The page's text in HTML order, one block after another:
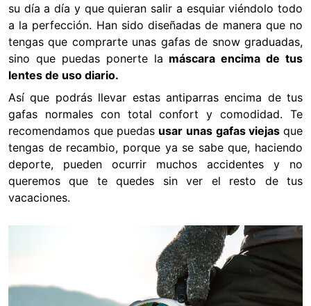
su día a día y que quieran salir a esquiar viéndolo todo
a la perfección. Han sido diseñadas de manera que no
tengas que comprarte unas gafas de snow graduadas,
sino que puedas ponerte la máscara encima de tus
lentes de uso diario.
Así que podrás llevar estas antiparras encima de tus
gafas normales con total confort y comodidad. Te
recomendamos que puedas usar unas gafas viejasque
tengas de recambio, porque ya se sabe que, haciendo
deporte, pueden ocurrir muchos accidentes y no
queremos que te quedes sin ver el resto de tus
vacaciones.